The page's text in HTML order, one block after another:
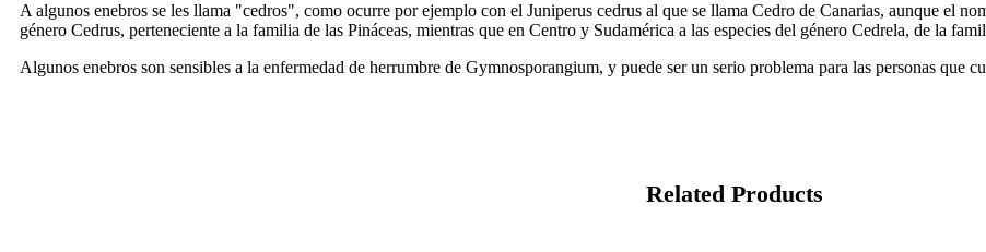
A algunos enebros se les llama "cedros", como ocurre por ejemplo con el Juniperus cedrus al que se llama Cedro de Canarias, aunque el
género Cedrus, perteneciente a la familia de las Pináceas, mientras que en Centro y Sudamérica a las especies del género Cedrela, de la
Algunos enebros son sensibles a la enfermedad de herrumbre de Gymnosporangium, y puede ser un serio problema para las personas que
Related Products